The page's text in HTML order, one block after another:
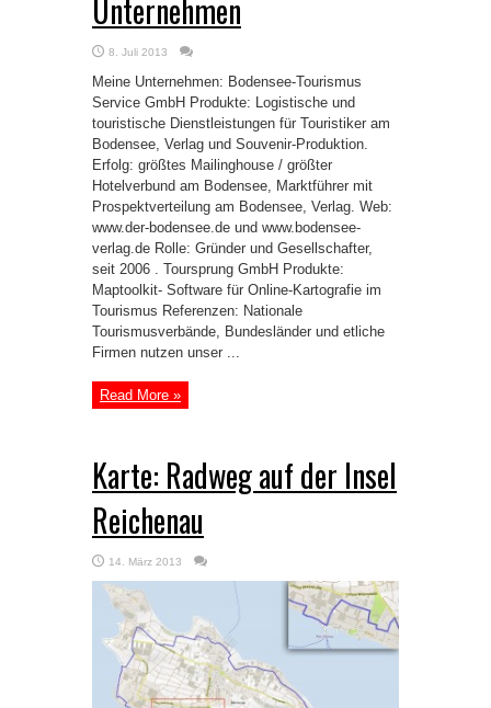
Unternehmen
8. Juli 2013
Meine Unternehmen: Bodensee-Tourismus
Service GmbH Produkte: Logistische und
touristische Dienstleistungen für Touristiker am
Bodensee, Verlag und Souvenir-Produktion.
Erfolg: größtes Mailinghouse / größter
Hotelverbund am Bodensee, Marktführer mit
Prospektverteilung am Bodensee, Verlag. Web:
www.der-bodensee.de und www.bodensee-
verlag.de Rolle: Gründer und Gesellschafter,
seit 2006 . Toursprung GmbH Produkte:
Maptoolkit- Software für Online-Kartografie im
Tourismus Referenzen: Nationale
Tourismusverbände, Bundesländer und etliche
Firmen nutzen unser ...
Read More »
Karte: Radweg auf der Insel
Reichenau
14. März 2013